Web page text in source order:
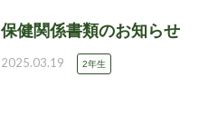
保健関係書類のお知らせ
2025.03.19 2年生